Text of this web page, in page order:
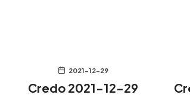
2021-12-29
Credo 2021-12-29